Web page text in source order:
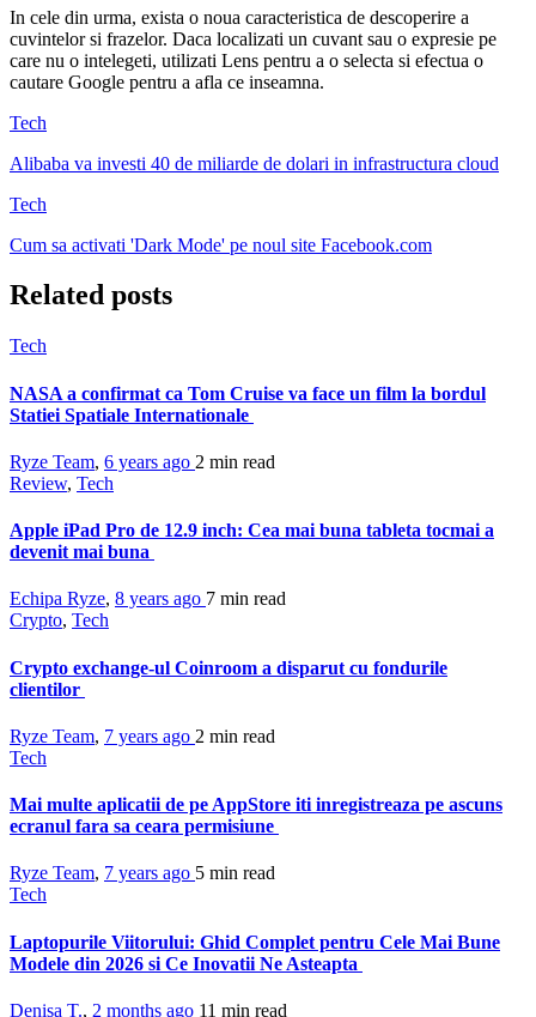
In cele din urma, exista o noua caracteristica de descoperire a
cuvintelor si frazelor. Daca localizati un cuvant sau o expresie pe
care nu o intelegeti, utilizati Lens pentru a o selecta si efectua o
cautare Google pentru a afla ce inseamna.
Tech
Alibaba va investi 40 de miliarde de dolari in infrastructura cloud
Tech
Cum sa activati 'Dark Mode' pe noul site Facebook.com
Related posts
Tech
NASA a confirmat ca Tom Cruise va face un film la bordul
Statiei Spatiale Internationale
Ryze Team, 6 years ago 2 min read
Review, Tech
Apple iPad Pro de 12.9 inch: Cea mai buna tableta tocmai a
devenit mai buna
Echipa Ryze, 8 years ago 7 min read
Crypto, Tech
Crypto exchange-ul Coinroom a disparut cu fondurile
clientilor
Ryze Team, 7 years ago 2 min read
Tech
Mai multe aplicatii de pe AppStore iti inregistreaza pe ascuns
ecranul fara sa ceara permisiune
Ryze Team, 7 years ago 5 min read
Tech
Laptopurile Viitorului: Ghid Complet pentru Cele Mai Bune
Modele din 2026 si Ce Inovatii Ne Asteapta
Denisa T., 2 months ago 11 min read